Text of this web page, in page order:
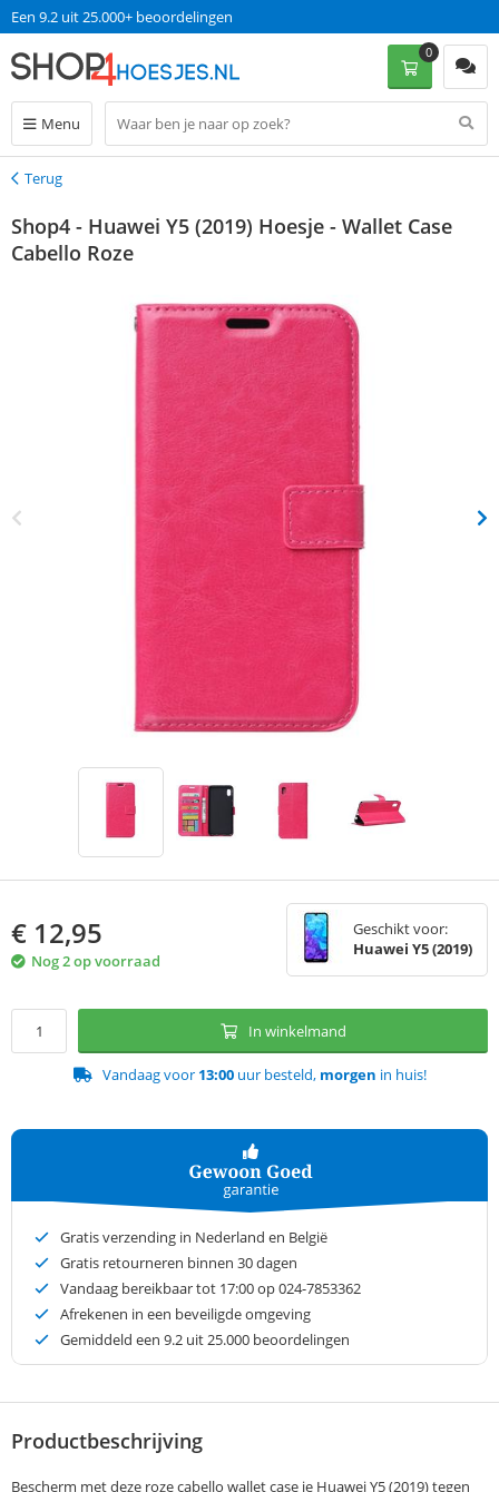
Een 9.2 uit 25.000+ beoordelingen
Menu
0
Terug
Terug
Shop4 - Huawei Y5 (2019) Hoesje - Wallet Case
Cabello Roze
€ 12,95
Nog 2 op voorraad
Geschikt voor:
Huawei Y5 (2019)
In winkelmand
Vandaag voor 13:00uur besteld, morgen in huis!
Gratis verzending in Nederland en België
Gratis retourneren binnen 30 dagen
Vandaag bereikbaar tot 17:00 op 024-7853362
Afrekenen in een beveiligde omgeving
Gemiddeld een 9.2 uit 25.000 beoordelingen
Productbeschrijving
Bescherm met deze roze cabello wallet case je Huawei Y5 (2019) tegen